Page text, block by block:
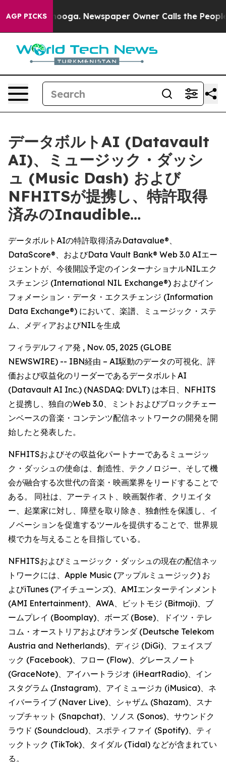
AGP PICKSNewspaper Owner Calls the People
データボルトAI (Datavault
AI)、ミュージック・ダッシ
ュ (Music Dash) および
NFHITSが提携し、特許取得
済みのInaudible…
データボルトAIの特許取得済みDatavalue®、
DataScore®、およびData Vault Bank® Web 3.0 AIエー
ジェントが、今後開設予定のインターナショナルNILエク
スチェンジ (International NIL Exchange®) およびイン
フォメーション・データ・エクスチェンジ (Information
Data Exchange®) において、楽譜、ミュージック・ステ
ム、メディアおよびNILを生成
フィラデルフィア発 , Nov. 05, 2025 (GLOBE
NEWSWIRE) -- IBN経由 – AI駆動のデータの可視化、評
価および収益化のリーダーであるデータボルトAI
(Datavault AI Inc.) (NASDAQ: DVLT) は本日、NFHITS
と提携し、独自のWeb 3.0、ミントおよびブロックチェー
ンベースの音楽・コンテンツ配信ネットワークの開発を開
始したと発表した。
NFHITSおよびその収益化パートナーであるミュージッ
ク・ダッシュの使命は、創造性、テクノロジー、そして機
会が融合する次世代の音楽・映画業界をリードすることで
ある。 同社は、アーティスト、映画製作者、クリエイタ
ー、起業家に対し、障壁を取り除き、独創性を保護し、イ
ノベーションを促進するツールを提供することで、世界規
模で力を与えることを目指している。
NFHITSおよびミュージック・ダッシュの現在の配信ネッ
トワークには、Apple Music (アップルミュージック) お
よびiTunes (アイチューンズ)、AMIエンターテインメント
(AMI Entertainment)、AWA、ビットモジ (Bitmoji)、ブ
ームプレイ (Boomplay)、ボーズ (Bose)、ドイツ・テレ
コム・オーストリアおよびオランダ (Deutsche Telekom
Austria and Netherlands)、ディジ (DiGi)、フェイスブ
ック (Facebook)、フロー (Flow)、グレースノート
(GraceNote)、アイハートラジオ (iHeartRadio)、イン
スタグラム (Instagram)、アイミュージカ (iMusica)、ネ
イバーライブ (Naver Live)、シャザム (Shazam)、スナ
ップチャット (Snapchat)、ソノス (Sonos)、サウンドク
ラウド (Soundcloud)、スポティファイ (Spotify)、ティ
ックトック (TikTok)、タイダル (Tidal) などが含まれてい
る。